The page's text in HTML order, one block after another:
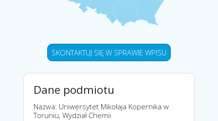
SKONTAKTUJ SIĘ W SPRAWIE WPISU
Dane podmiotu
Nazwa: Uniwersytet Mikołaja Kopernika w
Toruniu, Wydział Chemii